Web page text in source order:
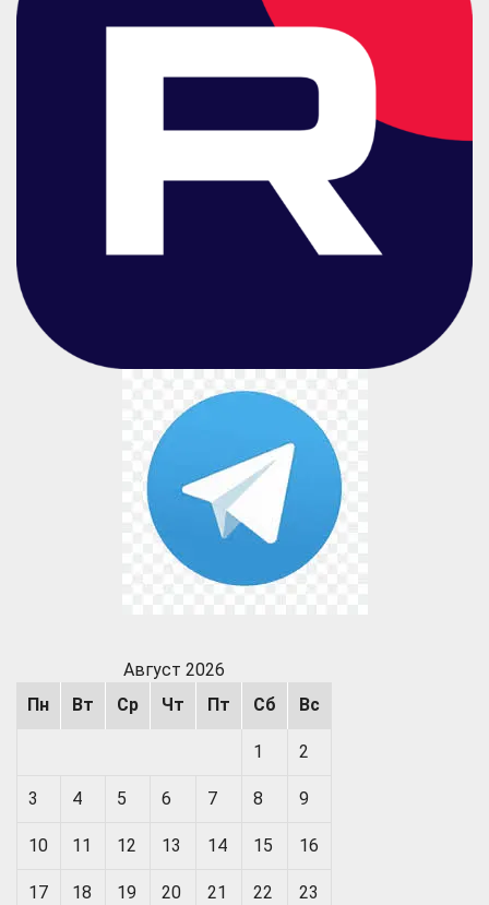
Август 2026
Пн
Вт Ср Чт Пт Сб Вс
1 2
3 4 5 6 7 8 9
10 11 12 13 14 15 16
17 18 19 20 21 22 23